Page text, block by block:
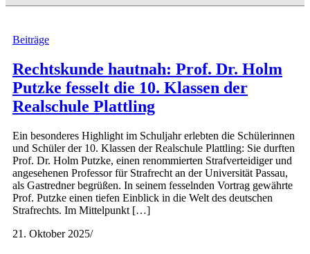
Beiträge
Rechtskunde hautnah: Prof. Dr. Holm
Putzke fesselt die 10. Klassen der
Realschule Plattling
Ein besonderes Highlight im Schuljahr erlebten die Schülerinnen
und Schüler der 10. Klassen der Realschule Plattling: Sie durften
Prof. Dr. Holm Putzke, einen renommierten Strafverteidiger und
angesehenen Professor für Strafrecht an der Universität Passau,
als Gastredner begrüßen. In seinem fesselnden Vortrag gewährte
Prof. Putzke einen tiefen Einblick in die Welt des deutschen
Strafrechts. Im Mittelpunkt […]
21. Oktober 2025/